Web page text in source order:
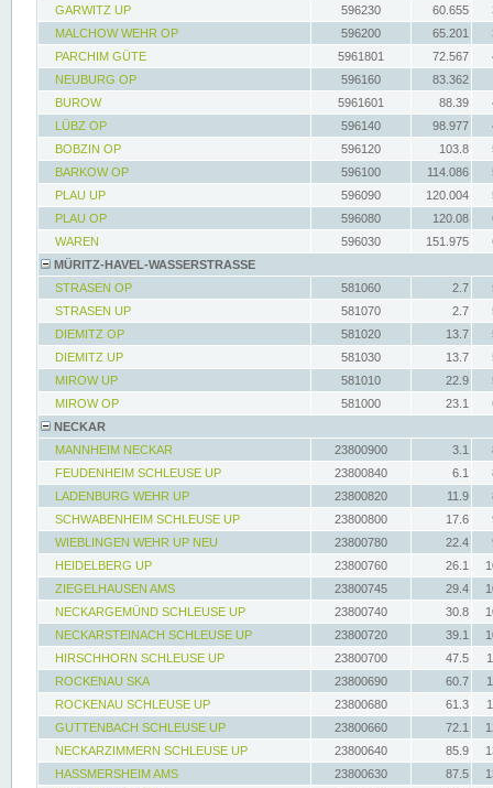
GARWITZ UP
596230 60.655
MALCHOW WEHR OP
596200 65.201
PARCHIM GÜTE
5961801 72.567
NEUBURG OP
596160
83.362
BUROW
5961601 88.39
LÜBZ OP
596140 98.977
BOBZIN OP
596120 103.8
BARKOW OP
596100 114.086
PLAU UP
596090 120.004
PLAU OP
596080 120.08
WAREN
596030 151.975
MÜRITZ-HAVEL-WASSERSTRASSE
STRASEN OP
581060 2.7
STRASEN UP
581070 2.7
DIEMITZ OP
581020 13.7
DIEMITZ UP
581030 13.7
MIROW UP
581010 22.9
MIROW OP
581000 23.1
NECKAR
MANNHEIM NECKAR
23800900 3.1
FEUDENHEIM SCHLEUSE UP
23800840 6.1
LADENBURG WEHR UP
23800820 11.9
SCHWABENHEIM SCHLEUSE UP
23800800 17.6
WIEBLINGEN WEHR UP NEU
23800780 22.4
HEIDELBERG UP
23800760 26.1
ZIEGELHAUSEN AMS
23800745 29.4
NECKARGEMÜND SCHLEUSE UP
23800740 30.8
NECKARSTEINACH SCHLEUSE UP
23800720 39.1
HIRSCHHORN SCHLEUSE UP
23800700 47.5
ROCKENAU SKA
23800690 60.7
ROCKENAU SCHLEUSE UP
23800680 61.3
GUTTENBACH SCHLEUSE UP
23800660 72.1
NECKARZIMMERN SCHLEUSE UP
23800640 85.9
HASSMERSHEIM AMS
23800630 87.5